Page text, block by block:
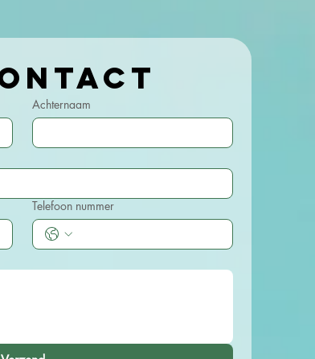
Achternaam
Telefoon nummer